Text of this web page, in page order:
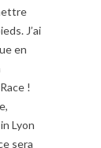
J’ai
en
!
Lyon
sera